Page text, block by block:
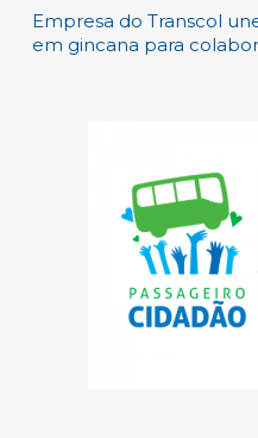
Empresa do Transcol
em gincana para